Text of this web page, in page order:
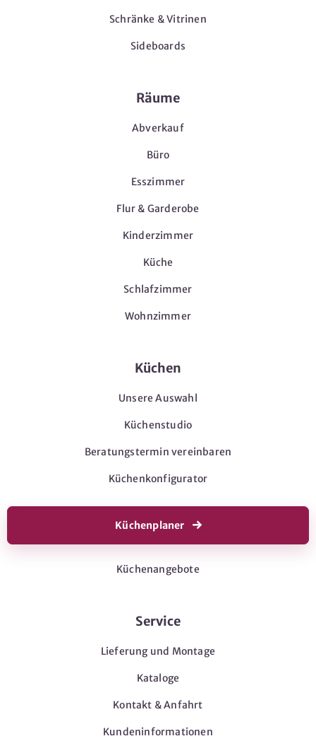
Schränke & Vitrinen
Sideboards
Räume
Abverkauf
Büro
Esszimmer
Flur & Garderobe
Kinderzimmer
Küche
Schlafzimmer
Wohnzimmer
Küchen
Unsere Auswahl
Küchenstudio
Beratungstermin vereinbaren
Küchenkonfigurator
Küchenplaner
Küchenangebote
Service
Lieferung und Montage
Kataloge
Kontakt & Anfahrt
Kundeninformationen